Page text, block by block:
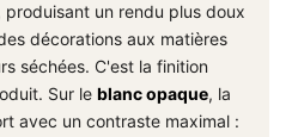
un rendu plus doux
décorations aux matières
séchées. C'est la finition
Sur le blanc opaque, la
avec un contraste maximal :